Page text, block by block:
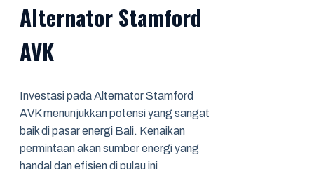
Alternator Stamford
AVK
Investasi pada Alternator Stamford
AVK menunjukkan potensi yang sangat
baik di pasar energi Bali. Kenaikan
permintaan akan sumber energi yang
handal dan efisien di pulau ini